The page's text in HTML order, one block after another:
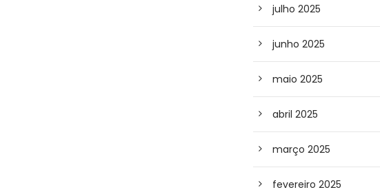
julho 2025
junho 2025
maio 2025
abril 2025
março 2025
fevereiro 2025